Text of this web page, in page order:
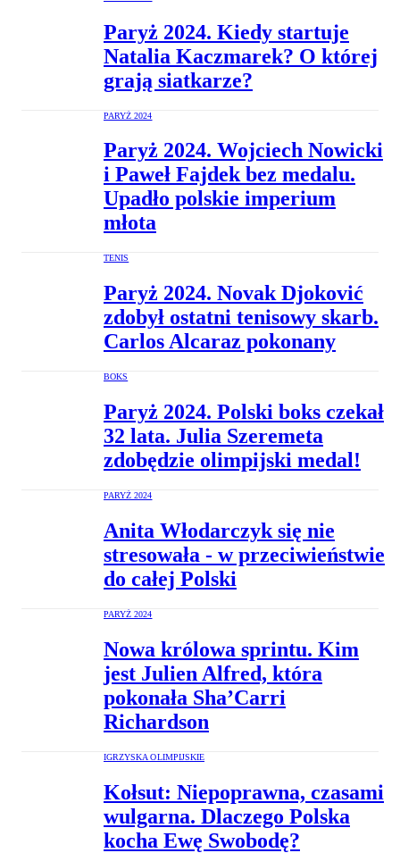
Paryż 2024. Kiedy startuje
Natalia Kaczmarek? O której
grają siatkarze?
PARYŻ 2024
Paryż 2024. Wojciech Nowicki
i Paweł Fajdek bez medalu.
Upadło polskie imperium
młota
TENIS
Paryż 2024. Novak Djoković
zdobył ostatni tenisowy skarb.
Carlos Alcaraz pokonany
BOKS
Paryż 2024. Polski boks czekał
32 lata. Julia Szeremeta
zdobędzie olimpijski medal!
PARYŻ 2024
Anita Włodarczyk się nie
stresowała - w przeciwieństwie
do całej Polski
PARYŻ 2024
Nowa królowa sprintu. Kim
jest Julien Alfred, która
pokonała Sha’Carri
Richardson
IGRZYSKA OLIMPIJSKIE
Kołsut: Niepoprawna, czasami
wulgarna. Dlaczego Polska
kocha Ewę Swobodę?